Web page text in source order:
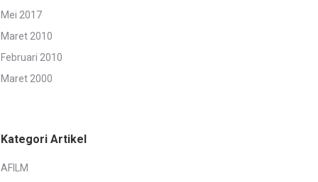
Mei 2017
Maret 2010
Februari 2010
Maret 2000
Kategori Artikel
AFILM